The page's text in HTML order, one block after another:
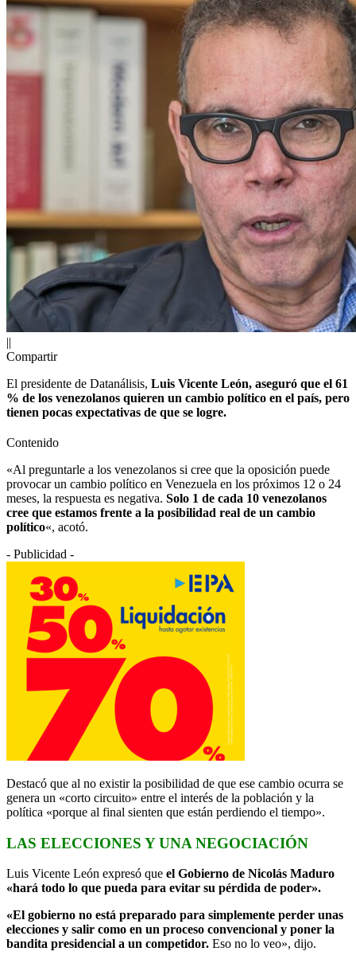
||
Compartir
El presidente de Datanálisis, Luis Vicente León, aseguró que el 61
% de los venezolanos quieren un cambio político en el país, pero
tienen pocas expectativas de que se logre.
Contenido
«Al preguntarle a los venezolanos si cree que la oposición puede
provocar un cambio político en Venezuela en los próximos 12 o 24
meses, la respuesta es negativa. Solo 1 de cada 10 venezolanos
cree que estamos frente a la posibilidad real de un cambio
político«, acotó.
- Publicidad -
Destacó que al no existir la posibilidad de que ese cambio ocurra se
genera un «corto circuito» entre el interés de la población y la
política «porque al final sienten que están perdiendo el tiempo».
LAS ELECCIONES Y UNA NEGOCIACIÓN
Luis Vicente León expresó que el Gobierno de Nicolás Maduro
«hará todo lo que pueda para evitar su pérdida de poder».
«El gobierno no está preparado para simplemente perder unas
elecciones y salir como en un proceso convencional y poner la
bandita presidencial a un competidor. Eso no lo veo», dijo.